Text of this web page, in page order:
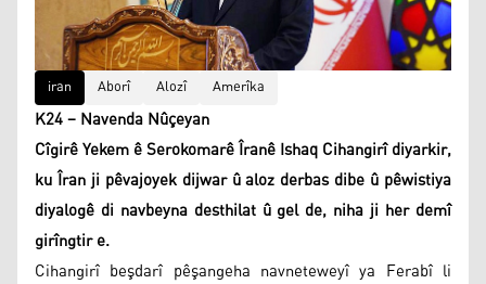
iran Aborî Alozî Amerîka
K24 – Navenda Nûçeyan
Cîgirê Yekem ê Serokomarê Îranê Ishaq Cihangirî diyarkir,
ku Îran ji pêvajoyek dijwar û aloz derbas dibe û pêwistiya
diyalogê di navbeyna desthilat û gel de, niha ji her demî
girîngtir e.
Cihangirî beşdarî pêşangeha navneteweyî ya Ferabî li